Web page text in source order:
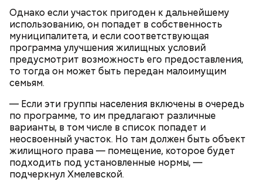
Однако если участок пригоден к дальнейшему
использованию, он попадет в собственность
муниципалитета, и если соответствующая
программа улучшения жилищных условий
предусмотрит возможность его предоставления,
то тогда он может быть передан малоимущим
семьям.
— Если эти группы населения включены в очередь
по программе, то им предлагают различные
варианты, в том числе в список попадет и
неосвоенный участок. Но там должен быть объект
жилищного права — помещение, которое будет
подходить под установленные нормы, —
подчеркнул Хмелевской.
Спагетти из кабачков
— В дыне содержится много сахара, который
представлен фруктозой. С одной стороны — это
хорошо, потому что дает энергию. Но важно
помнить, что сладкими дынями не нужно сильно
увлекаться, так же как и арбузами, людям с
сахарным диабетом и лишним весом, —
подчеркнула доктор.